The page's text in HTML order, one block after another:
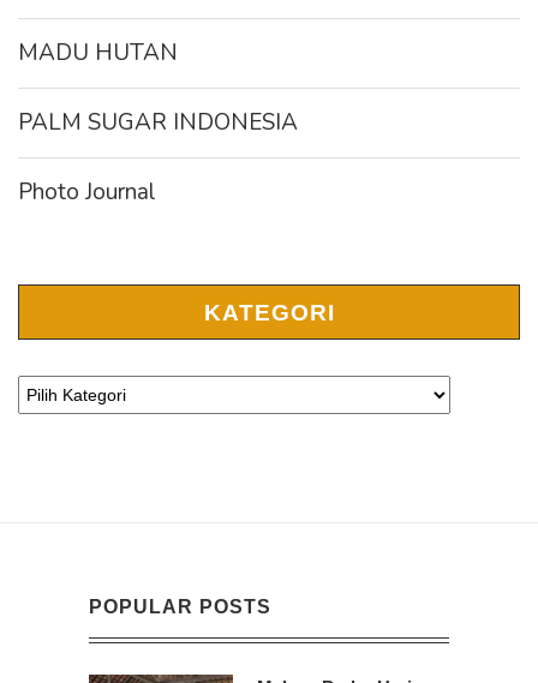
MADU HUTAN
PALM SUGAR INDONESIA
Photo Journal
KATEGORI
POPULAR POSTS